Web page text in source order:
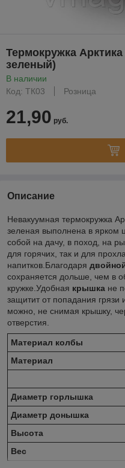
Термокружка
зеленый)
В наличии
Код: ТК03
Розница
21,90 руб.
Описание
Невакуумная термокружка
зеленая выполнена в ярком
собой на дачу, в поход, на
для горячих, так и для
напитков.Благодаря
сохраняется дольше, чем в
кружке.Удобная крышка не
защитит от попадания грязи
можно, не снимая крышку,
отверстия.
Материал колбы
Материал
Диаметр горлышка
Диаметр донышка
Высота
Вес